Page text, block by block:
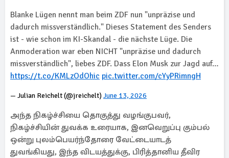
Blanke Lügen nennt man beim ZDF nun "unpräzise und
dadurch missverständlich." Dieses Statement des Senders
ist - wie schon im KI-Skandal - die nächste Lüge. Die
Anmoderation war eben NICHT "unpräzise und dadurch
missverständlich", liebes ZDF. Dass Elon Musk zur Jagd auf…
https://t.co/KMLzOdOhic pic.twitter.com/cYyPRimngH
— Julian Reichelt (@jreichelt) June 13, 2026
அந்த நிகழ்ச்சியை தொகுத்து வழங்குபவர்,
நிகழ்ச்சியின் துவக்க உரையாக, இனவெறுப்பு கும்பல்
ஒன்று புலம்பெயர்ந்தோரை வேட்டையாடத்
துவங்கியது, இந்த விடயத்துக்கு, பிரித்தானிய தீவிர